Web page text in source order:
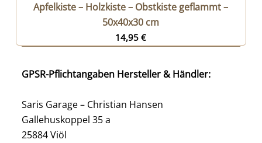
Apfelkiste – Holzkiste – Obstkiste geflammt –
50x40x30 cm
14,95€
GPSR-Pflichtangaben Hersteller & Händler:
Saris Garage – Christian Hansen
Gallehuskoppel 35 a
25884 Viöl